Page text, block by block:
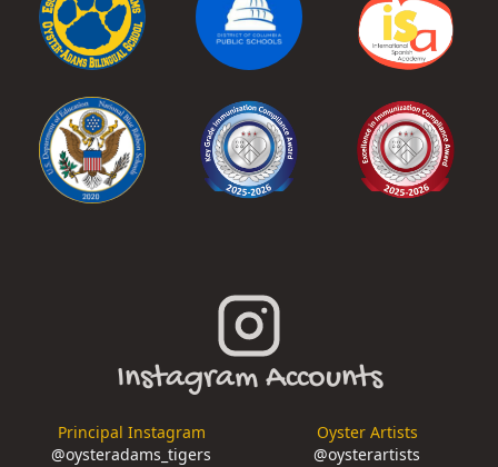
Instagram Accounts
Principal Instagram
@oysteradams_tigers
Oyster Artists
@oysterartists